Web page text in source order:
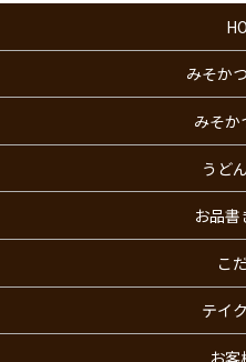
みそか
みそか
うど
お品書
こ
テイ